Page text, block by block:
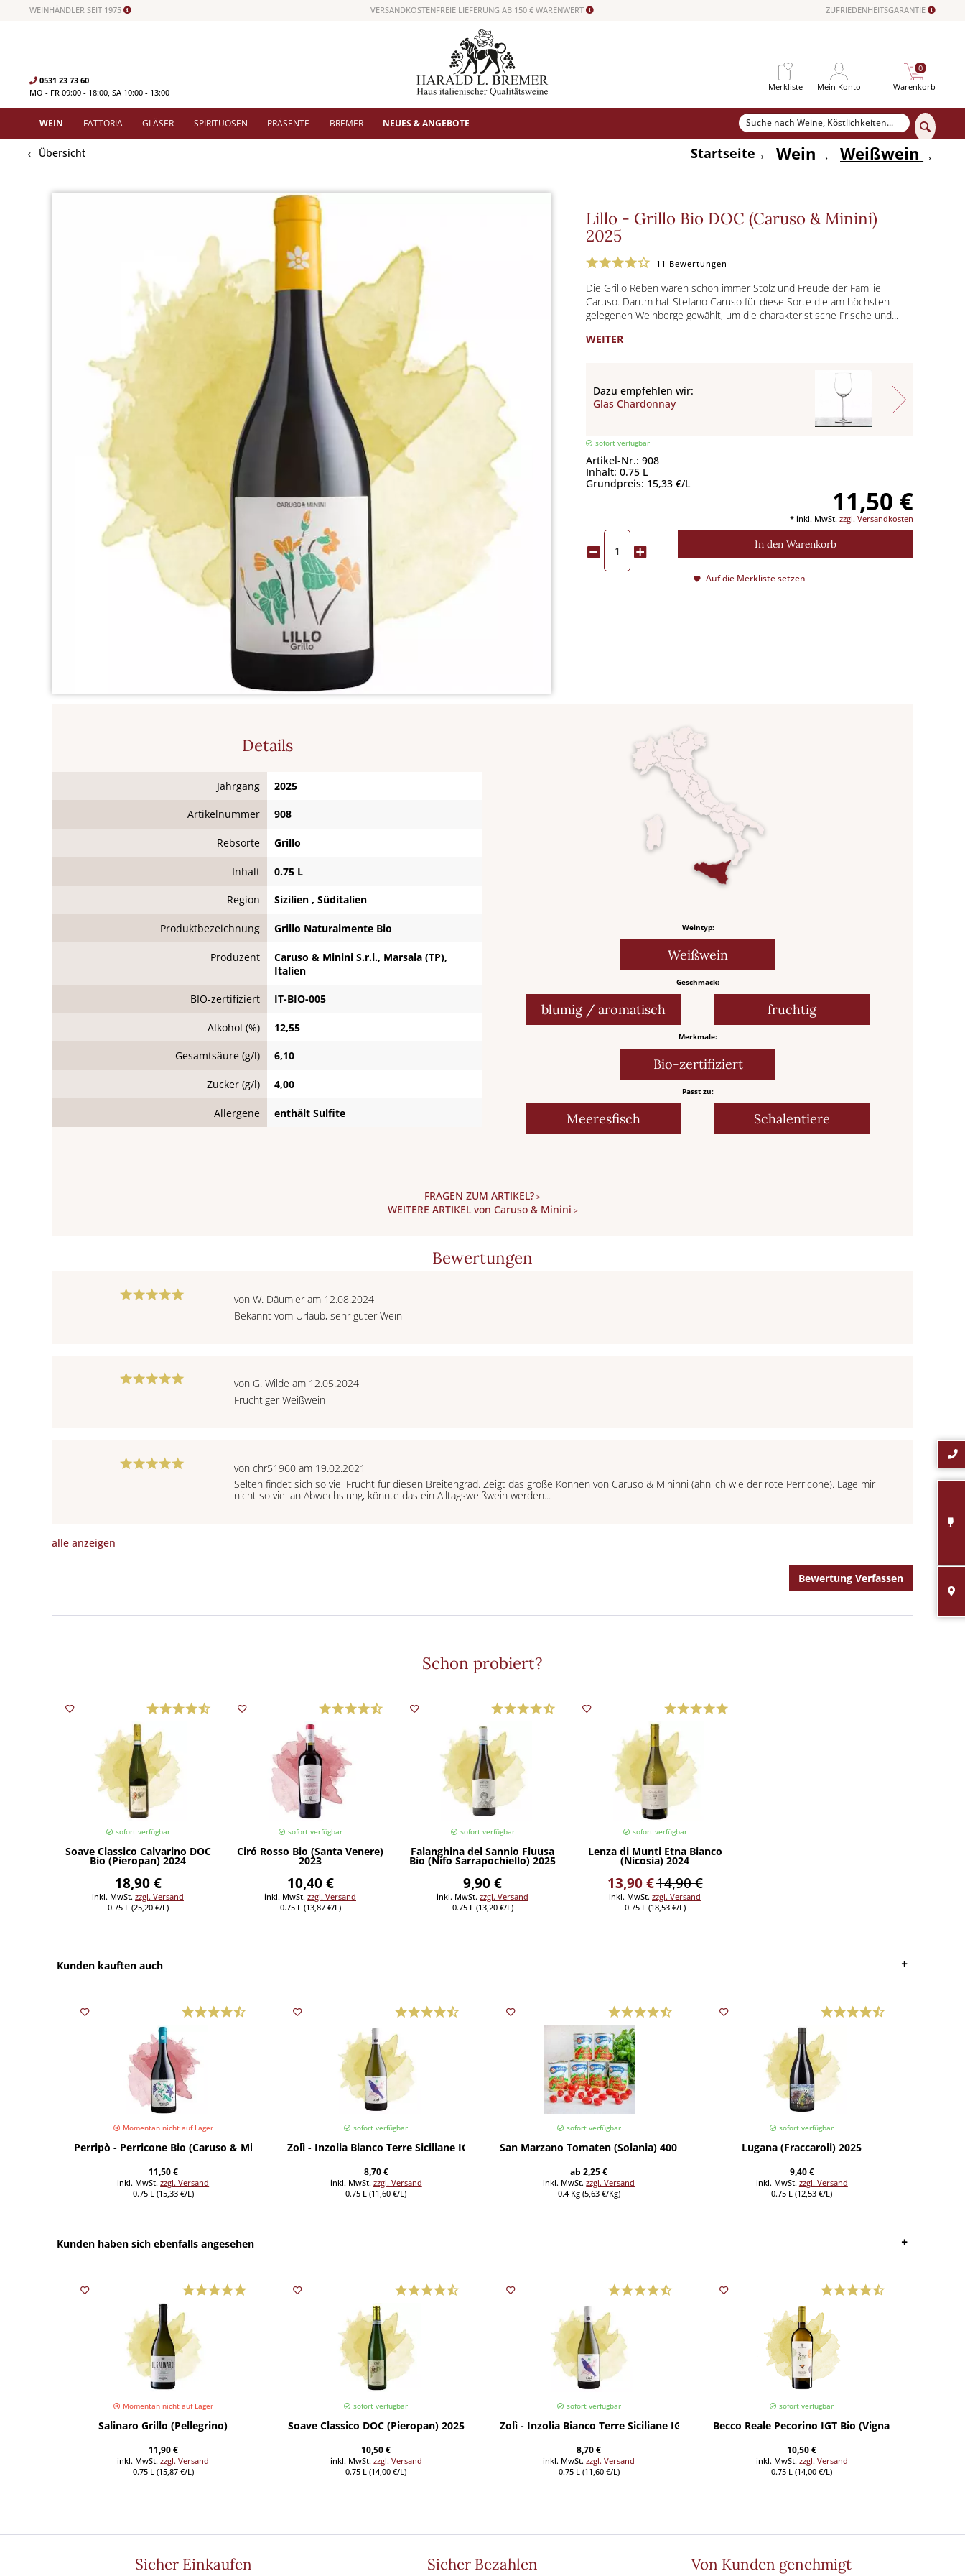
WEINHÄNDLER SEIT 1975 VERSANDKOSTENFREIE LIEFERUNG AB 150 € WARENWERT ZUFRIEDENHEITSGARANTIE
0531 23 73 60
MO - FR 09:00 - 18:00, SA 10:00 - 13:00
Merkliste Mein Konto Warenkorb
0
WEIN FATTORIA GLÄSER SPIRITUOSEN PRÄSENTE BREMER NEUES & ANGEBOTE
Übersicht Startseite Wein Weißwein
Lillo - Grillo Bio DOC (Caruso & Minini)
2025
11 Bewertungen
Die Grillo Reben waren schon immer Stolz und Freude der Familie
Caruso. Darum hat Stefano Caruso für diese Sorte die am höchsten
gelegenen Weinberge gewählt, um die charakteristische Frische und...
WEITER
Dazu empfehlen wir:
Glas Chardonnay
sofort verfügbar
Artikel-Nr.: 908
Inhalt: 0.75 L
Grundpreis: 15,33 €/L
11,50 €
* inkl. MwSt. zzgl. Versandkosten
In den Warenkorb
Auf die Merkliste setzen
Details
Jahrgang 2025
Artikelnummer 908
Rebsorte Grillo
Inhalt 0.75 L
Region Sizilien , Süditalien
Produktbezeichnung Grillo Naturalmente Bio
Produzent
Caruso & Minini S.r.l., Marsala (TP),
Italien
BIO-zertifiziert IT-BIO-005
Alkohol (%) 12,55
Gesamtsäure (g/l) 6,10
Zucker (g/l) 4,00
Allergene enthält Sulfite
Weintyp:
Weißwein
Geschmack:
blumig / aromatisch fruchtig
Merkmale:
Bio-zertifiziert
Passt zu:
Meeresfisch Schalentiere
FRAGEN ZUM ARTIKEL? >
WEITERE ARTIKEL von Caruso & Minini >
Bewertungen
von W. Däumler am 12.08.2024
Bekannt vom Urlaub, sehr guter Wein
von G. Wilde am 12.05.2024
Fruchtiger Weißwein
von chr51960 am 19.02.2021
Selten findet sich so viel Frucht für diesen Breitengrad. Zeigt das große Können von Caruso & Mininni (ähnlich wie der rote Perricone). Läge mir
nicht so viel an Abwechslung, könnte das ein Alltagsweißwein werden...
alle anzeigen
Bewertung Verfassen
Schon probiert?
sofort verfügbar
Soave Classico Calvarino DOC
Bio (Pieropan) 2024
18,90 €
inkl. MwSt. zzgl. Versand
0.75 L (25,20 €/L)
sofort verfügbar
Ciró Rosso Bio (Santa Venere)
2023
10,40 €
inkl. MwSt. zzgl. Versand
0.75 L (13,87 €/L)
sofort verfügbar
Falanghina del Sannio Fluusa
Bio (Nifo Sarrapochiello) 2025
9,90 €
inkl. MwSt. zzgl. Versand
0.75 L (13,20 €/L)
sofort verfügbar
Lenza di Munti Etna Bianco
(Nicosia) 2024
13,90 €14,90 €
inkl. MwSt. zzgl. Versand
0.75 L (18,53 €/L)
Kunden kauften auch
Momentan nicht auf Lager
Perripò - Perricone Bio (Caruso & Minini)
11,50 €
inkl. MwSt.zzgl. Versand
0.75 L (15,33 €/L)
sofort verfügbar
Zolì - Inzolia Bianco Terre Siciliane IGP (Caruso & Minini) 2024
8,70 €
inkl. MwSt. zzgl. Versand
0.75 L (11,60 €/L)
sofort verfügbar
San Marzano Tomaten (Solania) 400 g
ab 2,25 €
inkl. MwSt.zzgl. Versand
0.4 Kg (5,63 €/Kg)
sofort verfügbar
Lugana (Fraccaroli) 2025
9,40 €
inkl. MwSt. zzgl. Versand
0.75 L (12,53 €/L)
Kunden haben sich ebenfalls angesehen
Momentan nicht auf Lager
Salinaro Grillo (Pellegrino)
11,90 €
inkl. MwSt.zzgl. Versand
0.75 L (15,87 €/L)
sofort verfügbar
Soave Classico DOC (Pieropan) 2025
10,50 €
inkl. MwSt. zzgl. Versand
0.75 L (14,00 €/L)
sofort verfügbar
Zolì - Inzolia Bianco Terre Siciliane IGP (Caruso & Minini) 2024
8,70 €
inkl. MwSt.zzgl. Versand
0.75 L (11,60 €/L)
sofort verfügbar
Becco Reale Pecorino IGT Bio (Vigna Madre) 2025
10,50 €
inkl. MwSt. zzgl. Versand
0.75 L (14,00 €/L)
Sicher Einkaufen Sicher Bezahlen Von Kunden genehmigt